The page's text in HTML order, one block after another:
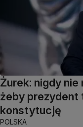
Żurek: nigdy
żeby prezydent
konstytucję
POLSKA